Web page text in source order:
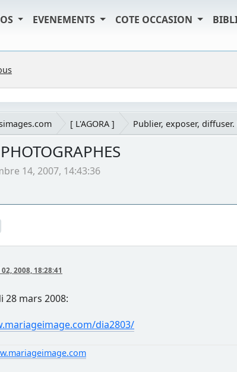
EVENEMENTS COTE OCCASION
[ L'AGORA ] Publier, exposer, diffuser.
14, 2007, 14:43:36
2008, 18:28:41
28 mars 2008:
dia2803/